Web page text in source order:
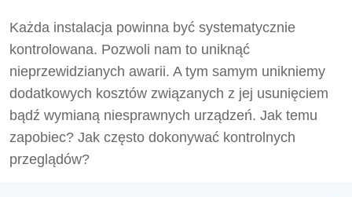
Każda instalacja powinna być systematycznie
kontrolowana. Pozwoli nam to uniknąć
nieprzewidzianych awarii. A tym samym unikniemy
dodatkowych kosztów związanych z jej usunięciem
bądź wymianą niesprawnych urządzeń. Jak temu
zapobiec? Jak często dokonywać kontrolnych
przeglądów?